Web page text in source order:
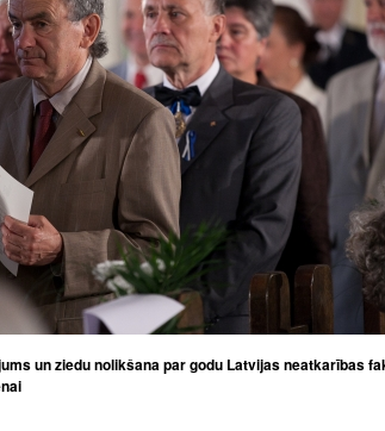
un ziedu nolikšana par godu Latvijas neatkarības